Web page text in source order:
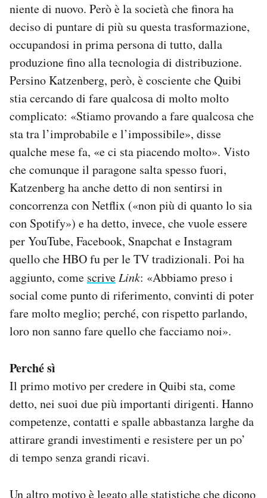
niente di nuovo. Però è la società che finora ha
deciso di puntare di più su questa trasformazione,
occupandosi in prima persona di tutto, dalla
produzione fino alla tecnologia di distribuzione.
Persino Katzenberg, però, è cosciente che Quibi
stia cercando di fare qualcosa di molto molto
complicato: «Stiamo provando a fare qualcosa che
sta tra l’improbabile e l’impossibile», disse
qualche mese fa, «e ci sta piacendo molto». Visto
che comunque il paragone salta spesso fuori,
Katzenberg ha anche detto di non sentirsi in
concorrenza con Netflix («non più di quanto lo sia
con Spotify») e ha detto, invece, che vuole essere
per YouTube, Facebook, Snapchat e Instagram
quello che HBO fu per le TV tradizionali. Poi ha
aggiunto, come scriveLink: «Abbiamo preso i
social come punto di riferimento, convinti di poter
fare molto meglio; perché, con rispetto parlando,
loro non sanno fare quello che facciamo noi».
Perché sì
Il primo motivo per credere in Quibi sta, come
detto, nei suoi due più importanti dirigenti. Hanno
competenze, contatti e spalle abbastanza larghe da
attirare grandi investimenti e resistere per un po’
di tempo senza grandi ricavi.
Un altro motivo è legato alle statistiche che dicono